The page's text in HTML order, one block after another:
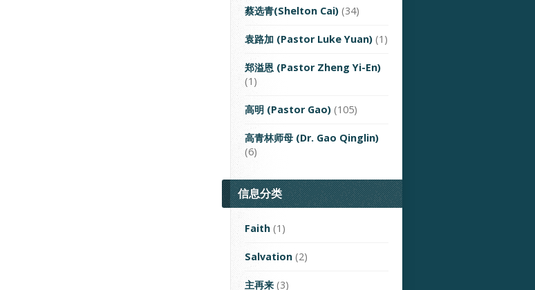
蔡选青(Shelton Cai) (34)
袁路加 (Pastor Luke Yuan) (1)
郑溢恩 (Pastor Zheng Yi-En)
(1)
高明 (Pastor Gao) (105)
高青林师母 (Dr. Gao Qinglin)
(6)
信息分类
Faith (1)
Salvation (2)
主再来 (3)